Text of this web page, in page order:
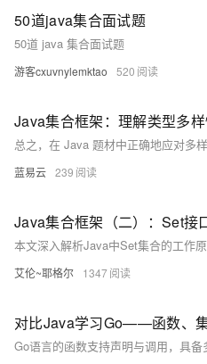
50道java集合面试题
50道 java 集合面试题
游客cxuvnylemktao 520
Java集合框架：理解类型多
蓝易云 239
Java集合框架（二）：Set接
艾伦~耶格尔 1347
对比Java学习Go——函数、